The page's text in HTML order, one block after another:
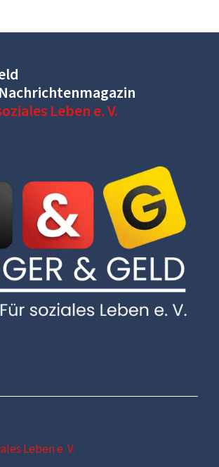
Leben e. V.
Leben e. V.